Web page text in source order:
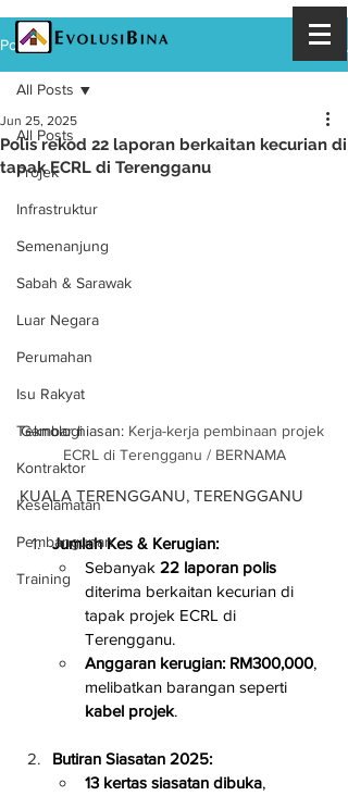
Post
All Posts
Projek
Infrastruktur
Semenanjung
Sabah & Sarawak
Luar Negara
Perumahan
Isu Rakyat
Teknologi
Kontraktor
Keselamatan
Pembangunan
Training
All Posts
Polis rekod 22 laporan berkaitan kecurian di
tapak ECRL di Terengganu
Jun 25, 2025
Gambar hiasan: Kerja-kerja pembinaan projek
ECRL di Terengganu / BERNAMA
KUALA TERENGGANU, TERENGGANU
Jumlah Kes & Kerugian:
Sebanyak 22 laporan polis
diterima berkaitan kecurian di
tapak projek ECRL di
Terengganu.
Anggaran kerugian: RM300,000,
melibatkan barangan seperti
kabel projek.
Butiran Siasatan 2025:
13 kertas siasatan dibuka,